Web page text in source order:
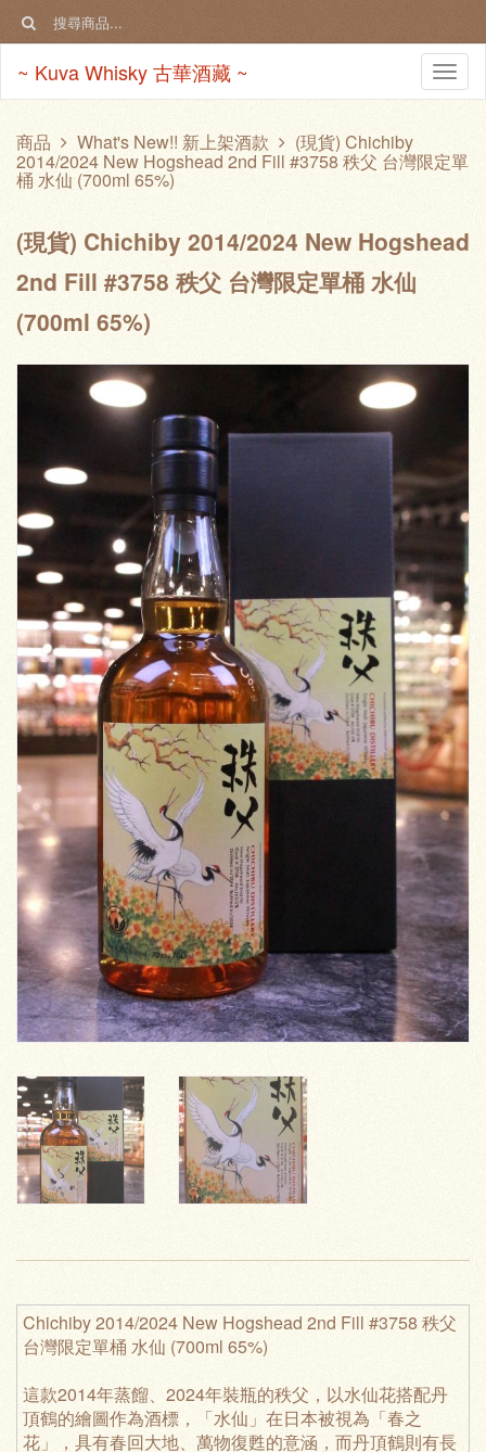
~ Kuva Whisky 古華酒藏 ~
商品 What's New!! 新上架酒款 (現貨) Chichiby
2014/2024 New Hogshead 2nd Fill #3758 秩父 台灣限定單
桶 水仙 (700ml 65%)
(現貨) Chichiby 2014/2024 New Hogshead
2nd Fill #3758 秩父 台灣限定單桶 水仙
(700ml 65%)
Chichiby 2014/2024 New Hogshead 2nd Fill #3758 秩父
台灣限定單桶 水仙 (700ml 65%)
這款2014年蒸餾、2024年裝瓶的秩父，以水仙花搭配丹
頂鶴的繪圖作為酒標，「水仙」在日本被視為「春之
花」，具有春回大地、萬物復甦的意涵，而丹頂鶴則有長